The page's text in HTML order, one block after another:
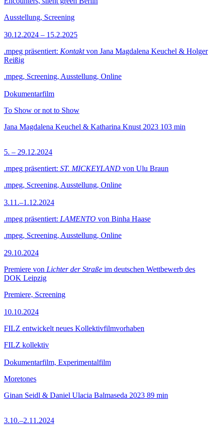
Ausstellung, Screening
30.12.2024 – 15.2.2025
.mpeg präsentiert: Kontaktvon Jana Magdalena Keuchel & Holger
Reißig
.mpeg, Screening, Ausstellung, Online
Dokumentarfilm
To Show or not to Show
Jana Magdalena Keuchel & Katharina Knust 2023 103 min
5. – 29.12.2024
.mpeg präsentiert: ST. MICKEYLAND von Ulu Braun
.mpeg, Screening, Ausstellung, Online
3.11.–1.12.2024
.mpeg präsentiert: LAMENTO von Binha Haase
.mpeg, Screening, Ausstellung, Online
29.10.2024
Premiere von Lichter der Straße im deutschen Wettbewerb des
DOK Leipzig
Premiere, Screening
10.10.2024
FILZ entwickelt neues Kollektivfilmvorhaben
FILZ kollektiv
Dokumentarfilm, Experimentalfilm
Moretones
Ginan Seidl & Daniel Ulacia Balmaseda 2023 89 min
3.10.–2.11.2024